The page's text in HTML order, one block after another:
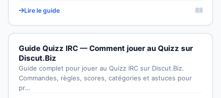
Lire le guide
Guide Quizz IRC — Comment jouer au Quizz sur
Discut.Biz
Guide complet pour jouer au Quizz IRC sur Discut.Biz.
Commandes, règles, scores, catégories et astuces pour
pr…